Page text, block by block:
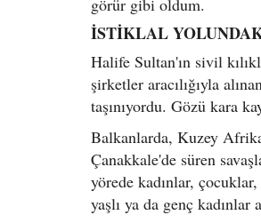
görür gibi oldum.
İSTİKLAL
Halife Sultan'ın sivil
şirketler aracılığıyla
taşınıyordu. Gözü kara
Balkanlarda, Kuzey
Çanakkale'de süren
yörede kadınlar,
yaşlı ya da genç kadınlar